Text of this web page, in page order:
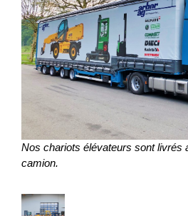
Nos chariots élévateurs sont livrés
camion.